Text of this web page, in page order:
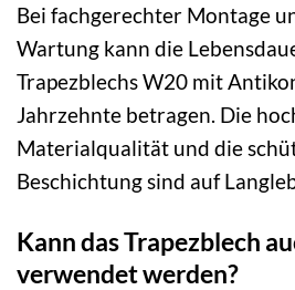
Bei fachgerechter Montage
Wartung kann die
Trapezblechs W20 mit
Jahrzehnte betragen. Die
Materialqualität und die
Beschichtung sind auf
Kann das Trapezblech
verwendet werden?